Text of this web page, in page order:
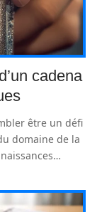
cadena
être un défi
domaine de la
…